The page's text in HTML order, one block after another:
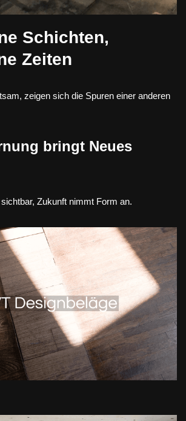
Schichten,
Zeiten
zeigen sich die Spuren einer anderen
bringt Neues
Zukunft nimmt Form an.